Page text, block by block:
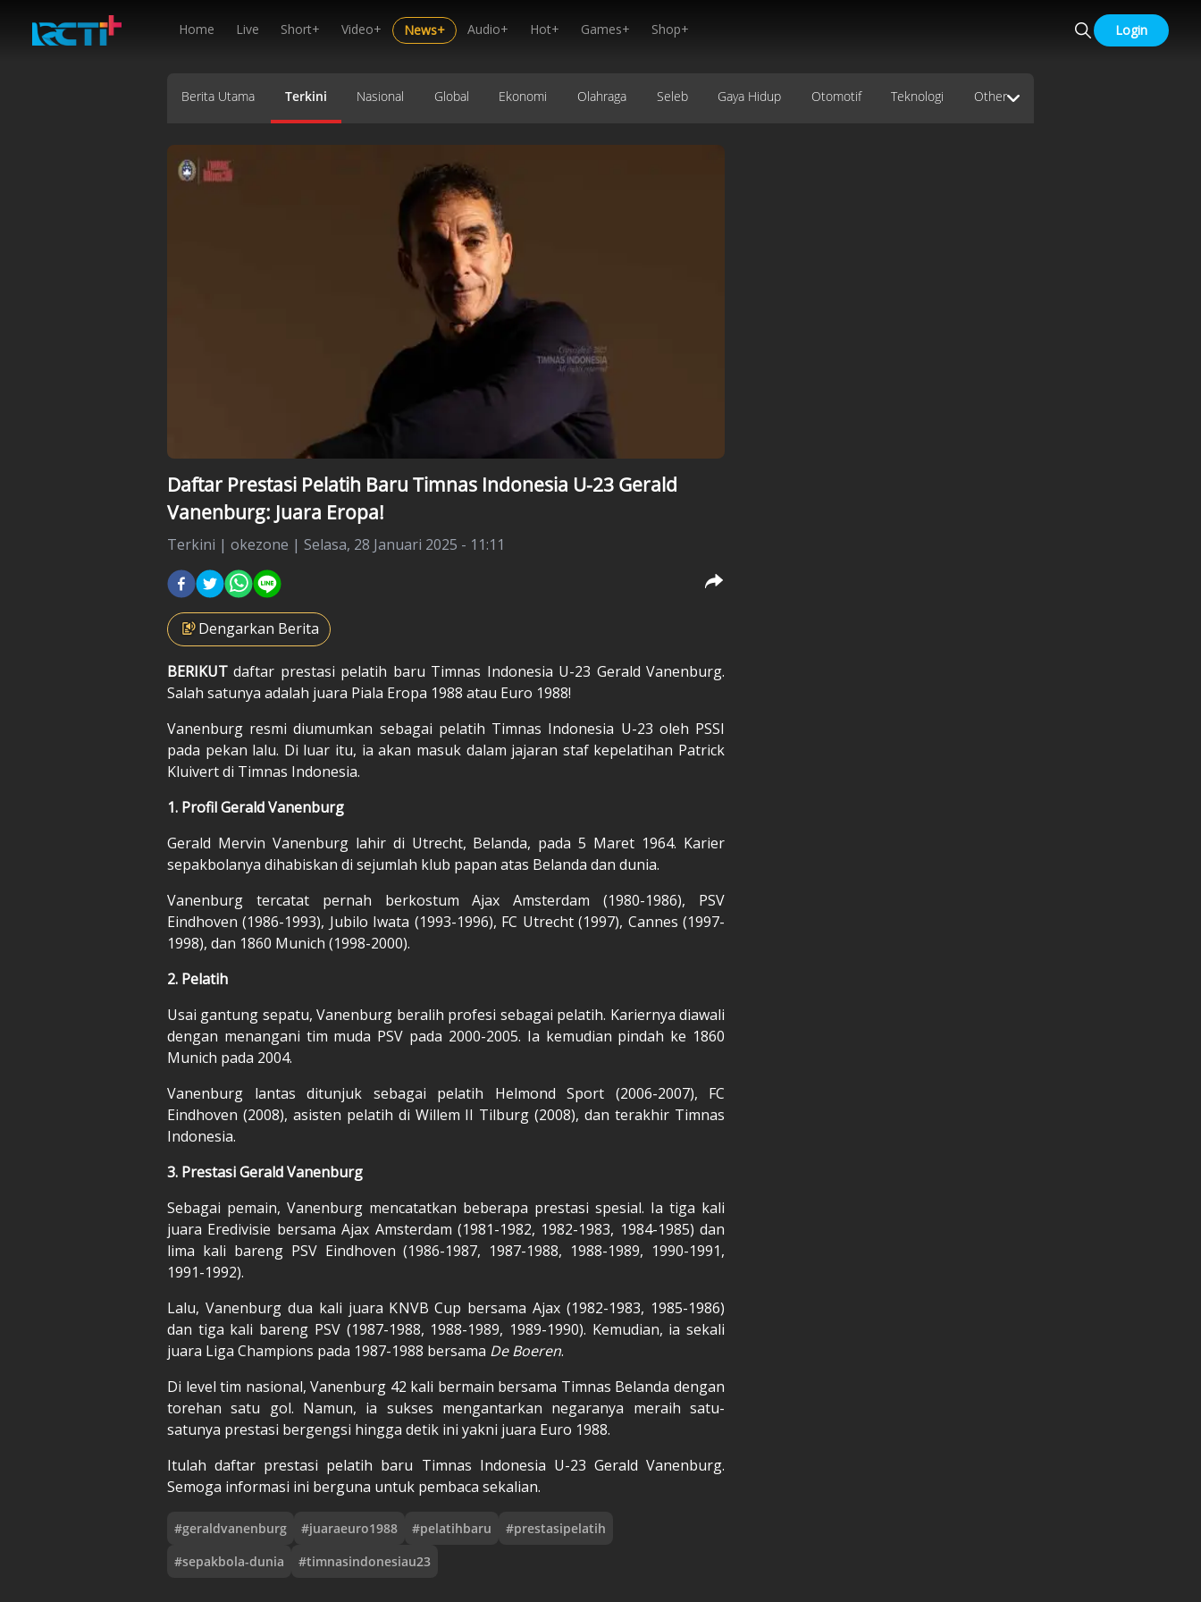
Home Live Short+ Video+ News+ Audio+ Hot+ Games+ Shop+ Login
Berita Utama Terkini Nasional Global Ekonomi Olahraga Seleb Gaya Hidup Otomotif Teknologi Other
Daftar Prestasi Pelatih Baru Timnas Indonesia U-23 Gerald
Vanenburg: Juara Eropa!
Terkini | okezone | Selasa, 28 Januari 2025 - 11:11
Dengarkan Berita
BERIKUT daftar prestasi pelatih baru Timnas Indonesia U-23 Gerald Vanenburg.
Salah satunya adalah juara Piala Eropa 1988 atau Euro 1988!
Vanenburg resmi diumumkan sebagai pelatih Timnas Indonesia U-23 oleh PSSI
pada pekan lalu. Di luar itu, ia akan masuk dalam jajaran staf kepelatihan Patrick
Kluivert di Timnas Indonesia.
1. Profil Gerald Vanenburg
Gerald Mervin Vanenburg lahir di Utrecht, Belanda, pada 5 Maret 1964. Karier
sepakbolanya dihabiskan di sejumlah klub papan atas Belanda dan dunia.
Vanenburg tercatat pernah berkostum Ajax Amsterdam (1980-1986), PSV
Eindhoven (1986-1993), Jubilo Iwata (1993-1996), FC Utrecht (1997), Cannes (1997-
1998), dan 1860 Munich (1998-2000).
2. Pelatih
Usai gantung sepatu, Vanenburg beralih profesi sebagai pelatih. Kariernya diawali
dengan menangani tim muda PSV pada 2000-2005. Ia kemudian pindah ke 1860
Munich pada 2004.
Vanenburg lantas ditunjuk sebagai pelatih Helmond Sport (2006-2007), FC
Eindhoven (2008), asisten pelatih di Willem II Tilburg (2008), dan terakhir Timnas
Indonesia.
3. Prestasi Gerald Vanenburg
Sebagai pemain, Vanenburg mencatatkan beberapa prestasi spesial. Ia tiga kali
juara Eredivisie bersama Ajax Amsterdam (1981-1982, 1982-1983, 1984-1985) dan
lima kali bareng PSV Eindhoven (1986-1987, 1987-1988, 1988-1989, 1990-1991,
1991-1992).
Lalu, Vanenburg dua kali juara KNVB Cup bersama Ajax (1982-1983, 1985-1986)
dan tiga kali bareng PSV (1987-1988, 1988-1989, 1989-1990). Kemudian, ia sekali
juara Liga Champions pada 1987-1988 bersama De Boeren.
Di level tim nasional, Vanenburg 42 kali bermain bersama Timnas Belanda dengan
torehan satu gol. Namun, ia sukses mengantarkan negaranya meraih satu-
satunya prestasi bergengsi hingga detik ini yakni juara Euro 1988.
Itulah daftar prestasi pelatih baru Timnas Indonesia U-23 Gerald Vanenburg.
Semoga informasi ini berguna untuk pembaca sekalian.
#geraldvanenburg #juaraeuro1988 #pelatihbaru #prestasipelatih
#sepakbola-dunia #timnasindonesiau23